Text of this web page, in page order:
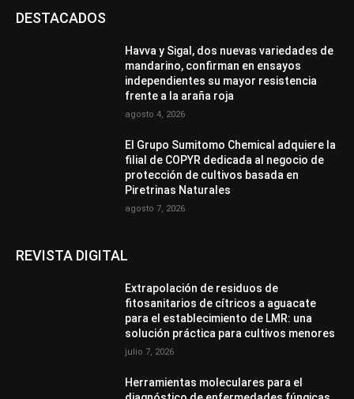
DESTACADOS
Havva y Sigal, dos nuevas variedades de
mandarino, confirman en ensayos
independientes su mayor resistencia
frente a la araña roja
agosto 4, 2026
El Grupo Sumitomo Chemical adquiere la
filial de COPYR dedicada al negocio de
protección de cultivos basada en
Piretrinas Naturales
agosto 7, 2026
REVISTA DIGITAL
Extrapolación de residuos de
fitosanitarios de cítricos a aguacate
para el establecimiento de LMR: una
solución práctica para cultivos menores
julio 7, 2026
Herramientas moleculares para el